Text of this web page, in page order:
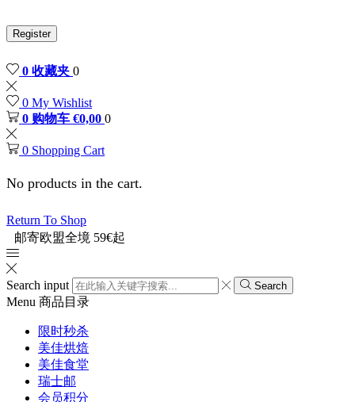
Register
0 收藏夹 0
0 My Wishlist
0 购物车 €0,00 0
0 Shopping Cart
No products in the cart.
Return To Shop
邮寄欧盟全境 59€起
Search input Search
Menu 商品目录
限时秒杀
美佳烘焙
美佳食堂
瑞士邮
会员积分